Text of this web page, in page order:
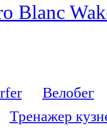
Blanc
Велобег
Тренажер